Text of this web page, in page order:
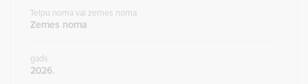
Telpu noma vai zemes noma
Zemes noma
gads
2026.